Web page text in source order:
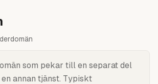
som pekar till en separat del
annan tjänst. Typiskt